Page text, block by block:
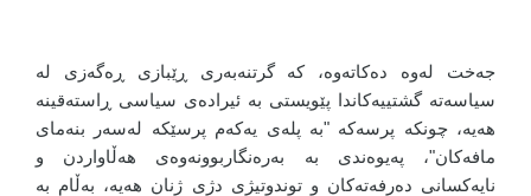
جەخت لەوە دەکاتەوە، کە گرتنەبەری ڕێبازی ڕەگەزی لە
سیاسەتە گشتییەکاندا پێویستی بە ئیرادەی سیاسی ڕاستەقینە
هەیە، چونکە پرسەکە "بە پلەی یەکەم پرسێکە لەسەر بنەمای
مافەکان"، پەیوەندی بە بەرەنگاربوونەوەی هەڵاواردن و
نایەکسانی دەرفەتەکان و توندوتیژی دژی ژنان هەیە، بەڵام بە